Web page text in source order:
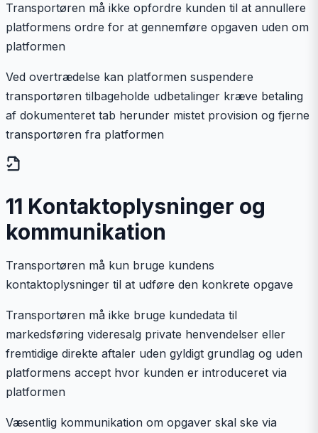
Transportøren må ikke opfordre kunden til at annullere
platformens ordre for at gennemføre opgaven uden om
platformen
Ved overtrædelse kan platformen suspendere
transportøren tilbageholde udbetalinger kræve betaling
af dokumenteret tab herunder mistet provision og fjerne
transportøren fra platformen
11 Kontaktoplysninger og
kommunikation
Transportøren må kun bruge kundens
kontaktoplysninger til at udføre den konkrete opgave
Transportøren må ikke bruge kundedata til
markedsføring videresalg private henvendelser eller
fremtidige direkte aftaler uden gyldigt grundlag og uden
platformens accept hvor kunden er introduceret via
platformen
Væsentlig kommunikation om opgaver skal ske via